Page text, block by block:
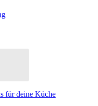
für deine Küche